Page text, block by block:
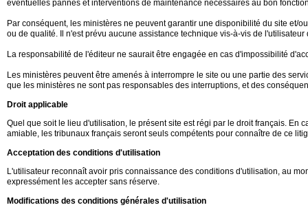
éventuelles pannes et interventions de maintenance nécessaires au bon
Par conséquent, les ministères ne peuvent garantir une disponibilité du site et/
ou de qualité. Il n'est prévu aucune assistance technique vis-à-vis de
La responsabilité de l'éditeur ne saurait être engagée en cas d'impossibilité
Les ministères peuvent être amenés à interrompre le site ou une partie des
que les ministères ne sont pas responsables des interruptions, et des
Droit applicable
Quel que soit le lieu d'utilisation, le présent site est régi par le droit français. En
amiable, les tribunaux français seront seuls compétents pour connaître de ce
Acceptation des conditions d'utilisation
L'utilisateur reconnaît avoir pris connaissance des conditions d'utilisation, au
expressément les accepter sans réserve.
Modifications des conditions générales d'utilisation